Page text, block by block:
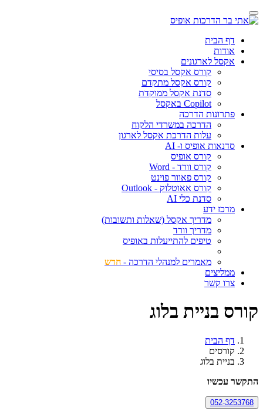
דף הבית
אודות
אקסל לארגונים
קורס אקסל בסיסי
קורס אקסל מתקדם
סדנת אקסל ממוקדת
Copilot באקסל
פתרונות הדרכה
הדרכה במשרדי הלקוח
עלות הדרכת אקסל לארגון
סדנאות אופיס ו- AI
קורס אופיס
קורס וורד - Word
קורס פאוור פוינט
קורס אאוטלוק - Outlook
סדנת כלי AI
מרכז ידע
מדריך אקסל (שאלות ותשובות)
מדריך וורד
טיפים להתייעלות באופיס
מאמרים למנהלי הדרכה - חדש
ממליצים
צרו קשר
קורס בניית בלוג
דף הבית
קורסים
בניית בלוג
התקשר עכשיו
052-3253768